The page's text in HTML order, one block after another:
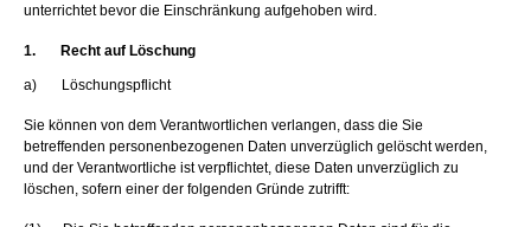
unterrichtet bevor die Einschränkung aufgehoben wird.
1. Recht auf Löschung
a) Löschungspflicht
Sie können von dem Verantwortlichen verlangen, dass die Sie
betreffenden personenbezogenen Daten unverzüglich gelöscht werden,
und der Verantwortliche ist verpflichtet, diese Daten unverzüglich zu
löschen, sofern einer der folgenden Gründe zutrifft: